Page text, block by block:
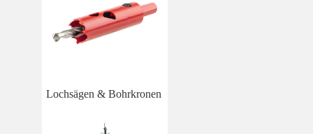
Lochsägen & Bohrkronen